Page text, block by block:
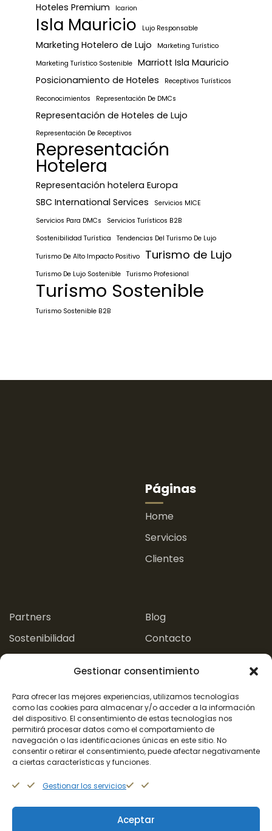
Gestionar consentimiento
Para ofrecer las mejores experiencias, utilizamos tecnologías
como las cookies para almacenar y/o acceder a la información
del dispositivo. El consentimiento de estas tecnologías nos
permitirá procesar datos como el comportamiento de
navegación o las identificaciones únicas en este sitio. No
consentir o retirar el consentimiento, puede afectar negativamente
a ciertas características y funciones.
Gestionar los servicios
Aceptar
Hoteles Premium Icarion
Isla Mauricio Lujo Responsable
Marketing Hotelero de Lujo
Marketing Turístico
Marketing Turístico Sostenible Marriott Isla Mauricio
Posicionamiento de Hoteles
Receptivos Turísticos
Reconocimientos
Representación De DMCs
Representación de Hoteles de Lujo
Representación De Receptivos
Representación
Hotelera
Representación hotelera Europa
SBC International Services
Servicios MICE
Servicios Para DMCs
Servicios Turísticos B2B
Sostenibilidad Turística
Tendencias Del Turismo De Lujo
Turismo De Alto Impacto Positivo
Turismo de Lujo
Turismo De Lujo Sostenible Turismo Profesional
Turismo Sostenible
Turismo Sostenible B2B
Páginas
Home
Servicios
Clientes
Partners
Sostenibilidad
Blog
Contacto
Aviso Legal
Política de Privacidad Política de Cookies
+34 662 409 571